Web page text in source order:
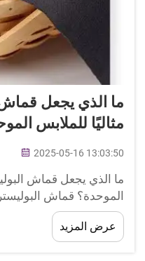
ما الذي يجعل قماش
مثاليًا للملابس
2025-05-16 13:03:50
ما الذي يجعل قماش
الموحدة؟ قماش
الأمد، ممتاز للملابس
هذا النوع من القماش
للتحمل، مثل الملابس
عرض المزيد